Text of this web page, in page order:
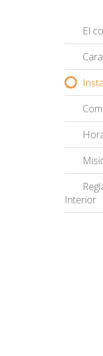
El
Interior